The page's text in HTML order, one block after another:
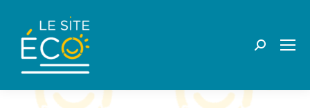
Recherche